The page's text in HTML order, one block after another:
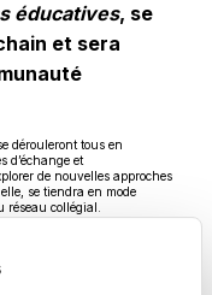
éducatives, se
et sera
dérouleront tous en
d’échange et
de nouvelles approches
se tiendra en mode
collégial.
pour en savoir davantage